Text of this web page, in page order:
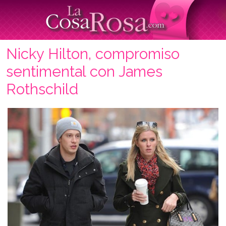
Nicky Hilton, compromiso
sentimental con James
Rothschild